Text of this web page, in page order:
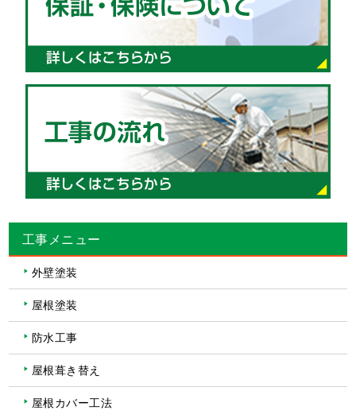
工事メニュー
外壁塗装
屋根塗装
防水工事
屋根葺き替え
屋根カバー工法